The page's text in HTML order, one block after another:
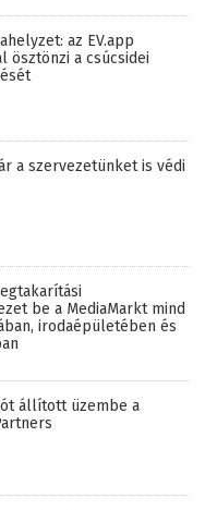
az EV.app
ösztönzi a csúcsidei
a szervezetünket is védi
be a MediaMarkt mind
irodaépületében és
állított üzembe a